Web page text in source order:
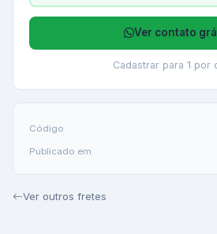
Ver contato
Cadastrar para 1 por
Código
Publicado em
Ver outros fretes